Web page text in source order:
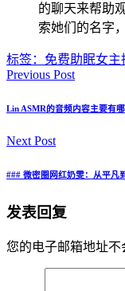
的聊天来帮助
索她们的名字
标签： 免费助眠女主
Previous Post
Lin ASMR的音频内容主要有哪
Next Post
### 微密圈网红奶雯：从平凡
发表回复
您的电子邮箱地址不